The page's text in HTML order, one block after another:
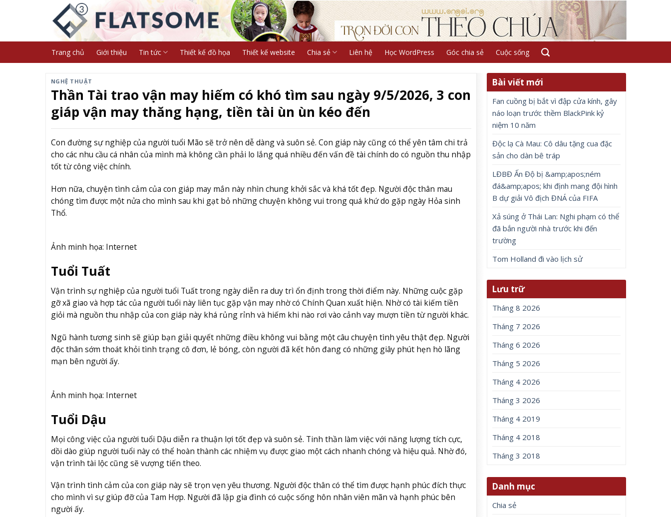
Trang chủ Giới thiệu Tin tức Thiết kế đồ họa Thiết kế website Chia sẻ Liên hệ Học WordPress Góc chia sẻ Cuộc sống
NGHỆ THUẬT
Thần Tài trao vận may hiếm có khó tìm sau ngày 9/5/2026, 3 con
giáp vận may thăng hạng, tiền tài ùn ùn kéo đến
Con đường sự nghiệp của người tuổi Mão sẽ trở nên dễ dàng và suôn sẻ. Con giáp này cũng có thể yên tâm chi trả
cho các nhu cầu cá nhân của mình mà không cần phải lo lắng quá nhiều đến vấn đề tài chính do có nguồn thu nhập
tốt từ công việc chính.
Hơn nữa, chuyện tình cảm của con giáp may mắn này nhìn chung khởi sắc và khá tốt đẹp. Người độc thân mau
chóng tìm được một nửa cho mình sau khi gạt bỏ những chuyện không vui trong quá khứ do gặp ngày Hỏa sinh
Thổ.
Ảnh minh họa: Internet
Tuổi Tuất
Vận trình sự nghiệp của người tuổi Tuất trong ngày diễn ra duy trì ổn định trong thời điểm này. Những cuộc gặp
gỡ xã giao và hợp tác của người tuổi này liên tục gặp vận may nhờ có Chính Quan xuất hiện. Nhờ có tài kiếm tiền
giỏi mà nguồn thu nhập của con giáp này khá rủng rỉnh và hiếm khi nào rơi vào cảnh vay mượn tiền từ người khác.
Ngũ hành tương sinh sẽ giúp bạn giải quyết những điều không vui bằng một câu chuyện tình yêu thật đẹp. Người
độc thân sớm thoát khỏi tình trạng cô đơn, lẻ bóng, còn người đã kết hôn đang có những giây phút hẹn hò lãng
mạn bên người ấy.
Ảnh minh họa: Internet
Tuổi Dậu
Mọi công việc của người tuổi Dậu diễn ra thuận lợi tốt đẹp và suôn sẻ. Tinh thần làm việc với năng lượng tích cực,
dồi dào giúp người tuổi này có thể hoàn thành các nhiệm vụ được giao một cách nhanh chóng và hiệu quả. Nhờ đó,
vận trình tài lộc cũng sẽ vượng tiến theo.
Vận trình tình cảm của con giáp này sẽ trọn vẹn yêu thương. Người độc thân có thể tìm được hạnh phúc đích thực
cho mình vì sự giúp đỡ của Tam Hợp. Người đã lập gia đình có cuộc sống hôn nhân viên mãn và hạnh phúc bên
người ấy.
Bài viết mới
Fan cuồng bị bắt vì đập cửa kính, gây
náo loạn trước thềm BlackPink kỷ
niệm 10 năm
Độc lạ Cà Mau: Cô dâu tặng cua đặc
sản cho dàn bê tráp
LĐBĐ Ấn Độ bị &amp;apos;ném
đá&amp;apos; khi định mang đội hình
B dự giải Vô địch ĐNÁ của FIFA
Xả súng ở Thái Lan: Nghi phạm có thể
đã bắn người nhà trước khi đến
trường
Tom Holland đi vào lịch sử
Lưu trữ
Tháng 8 2026
Tháng 7 2026
Tháng 6 2026
Tháng 5 2026
Tháng 4 2026
Tháng 3 2026
Tháng 4 2019
Tháng 4 2018
Tháng 3 2018
Danh mục
Chia sẻ